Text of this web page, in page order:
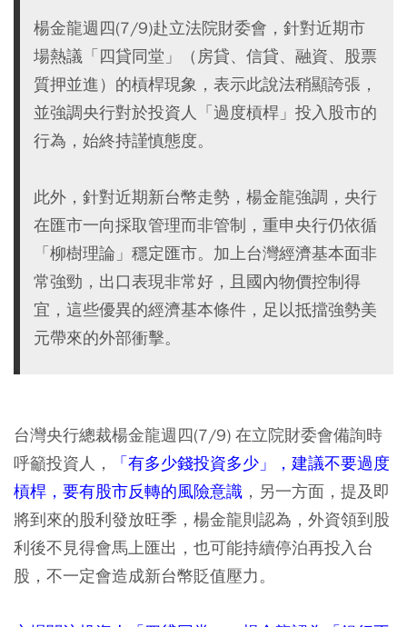
楊金龍週四(7/9)赴立法院財委會，針對近期市
場熱議「四貸同堂」（房貸、信貸、融資、股票
質押並進）的槓桿現象，表示此說法稍顯誇張，
並強調央行對於投資人「過度槓桿」投入股市的
行為，始終持謹慎態度。
此外，針對近期新台幣走勢，楊金龍強調，央行
在匯市一向採取管理而非管制，重申央行仍依循
「柳樹理論」穩定匯市。加上台灣經濟基本面非
常強勁，出口表現非常好，且國內物價控制得
宜，這些優異的經濟基本條件，足以抵擋強勢美
元帶來的外部衝擊。
台灣央行總裁楊金龍週四(7/9) 在立院財委會備詢時
呼籲投資人，
「有多少錢投資多少」，建議不要過度
槓桿，要有股市反轉的風險意識 ，另一方面，提及即
將到來的股利發放旺季，楊金龍則認為，外資領到股
利後不見得會馬上匯出，也可能持續停泊再投入台
股，不一定會造成新台幣貶值壓力。